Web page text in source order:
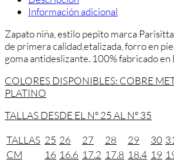
Información adicional
Zapato niña, estilo pepito marca
de primera calidad,etalizada, forro en
goma antideslizante. 100% fabricado en
COLORES DISPONIBLES: COBRE
PLATINO
TALLAS DESDE EL Nº 25 AL Nº 35
TALLAS 25 26 27 28 29 30
CM
16 16.6 17.2 17.8 18.4 19